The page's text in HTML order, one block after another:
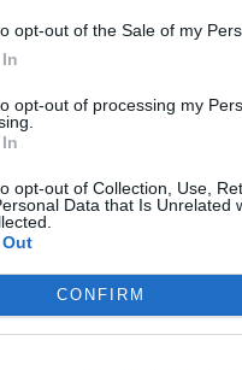
opt-out of the Sale of my
opt-out of processing my
opt-out of Collection, Use,
Data that Is Unrelated
CONFIRM
siç është vepruar
taksat e tyre për